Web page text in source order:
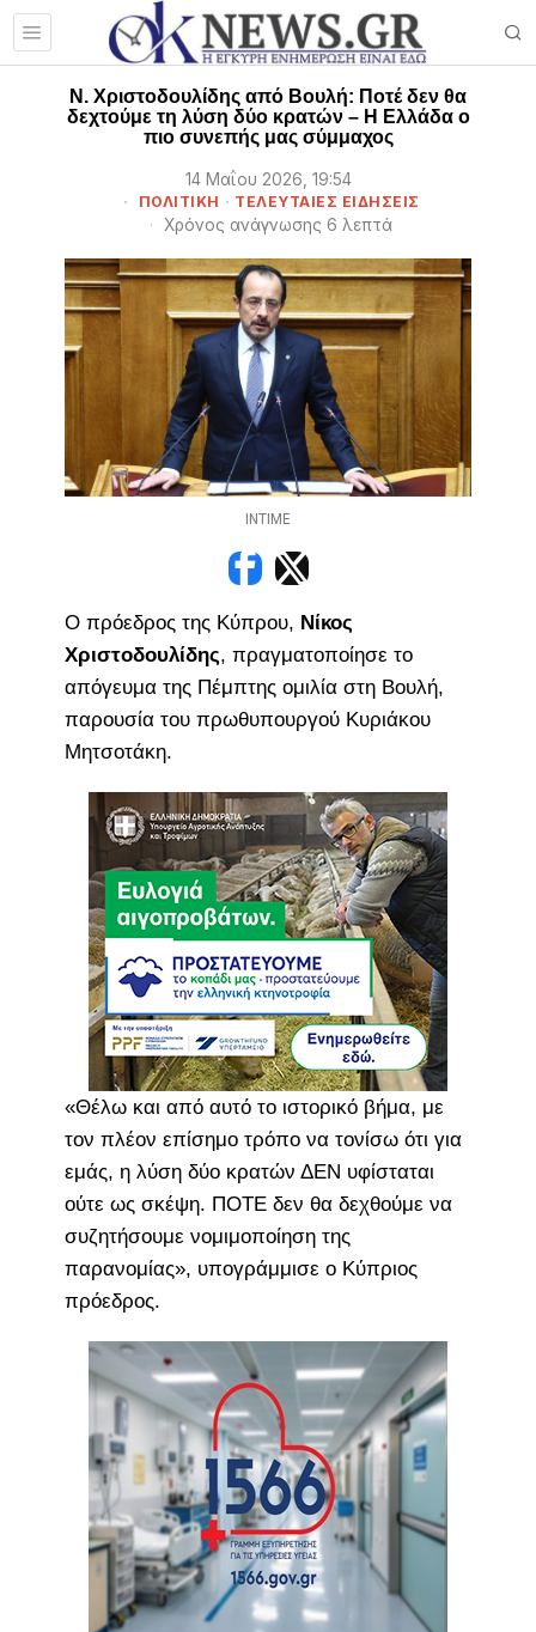
Ν. Χριστοδουλίδης από Βουλή: Ποτέ δεν θα
δεχτούμε τη λύση δύο κρατών – Η Ελλάδα ο
πιο συνεπής μας σύμμαχος
14 Μαΐου 2026, 19:54
ΠΟΛΙΤΙΚΗ · ΤΕΛΕΥΤΑΙΕΣ ΕΙΔΗΣΕΙΣ
Χρόνος ανάγνωσης 6 λεπτά
INTIME
Ο πρόεδρος της Κύπρου, Νίκος
Χριστοδουλίδης, πραγματοποίησε το
απόγευμα της Πέμπτης ομιλία στη Βουλή,
παρουσία του πρωθυπουργού Κυριάκου
Μητσοτάκη.
«Θέλω και από αυτό το ιστορικό βήμα, με
τον πλέον επίσημο τρόπο να τονίσω ότι για
εμάς, η λύση δύο κρατών ΔΕΝ υφίσταται
ούτε ως σκέψη. ΠΟΤΕ δεν θα δεχθούμε να
συζητήσουμε νομιμοποίηση της
παρανομίας», υπογράμμισε ο Κύπριος
πρόεδρος.